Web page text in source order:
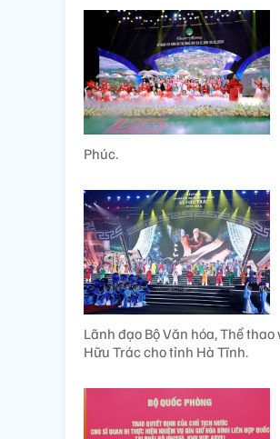
Phúc.
Lãnh đạo Bộ Văn hóa, Thể
Hữu Trác cho tỉnh Hà Tĩnh.